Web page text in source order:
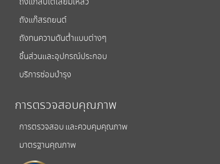
ถังแก๊สรถยนต์
ถังทนความดันต่ำแบบต่างๆ
ชิ้นส่วนและอุปกรณ์ประกอบ
บริการซ่อมบำรุง
การตรวจสอบคุณภาพ
การตรวจสอบ และควบคุมคุณภาพ
มาตรฐานคุณภาพ